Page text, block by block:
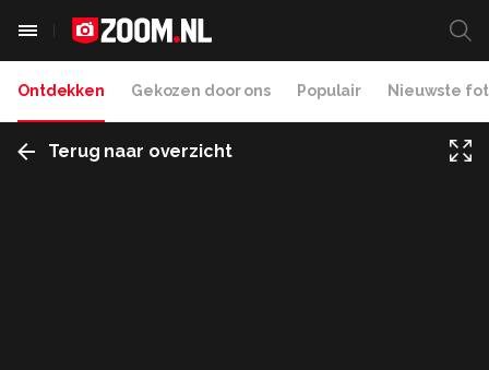
Ontdekken Gekozen door ons Populair Nieuwste
Terug naar overzicht